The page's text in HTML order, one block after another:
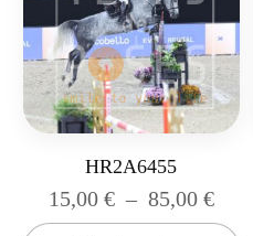
HR2A6455
15,00 € – 85,00 €